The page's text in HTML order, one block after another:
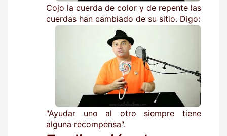
Cojo la cuerda de color y de repente las
cuerdas han cambiado de su sitio. Digo:
"Ayudar uno al otro siempre tiene
alguna recompensa".